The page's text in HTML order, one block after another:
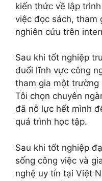
kiến thức về lập
việc đọc sách, tham
nghiên cứu trên
Sau khi tốt nghiệp
đuổi lĩnh vực công
tham gia một
Tôi chọn chuyên
đã nỗ lực hết mình
quá trình học tập.
Sau khi tốt nghiệp
sống công việc và
nghệ uy tín tại Việt